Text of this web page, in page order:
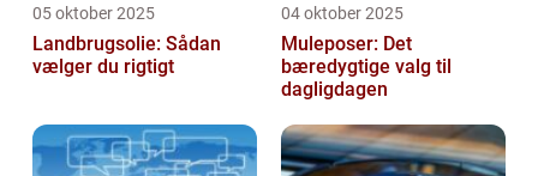
05 oktober 2025
Landbrugsolie: Sådan
vælger du rigtigt
04 oktober 2025
Muleposer: Det
bæredygtige valg til
dagligdagen